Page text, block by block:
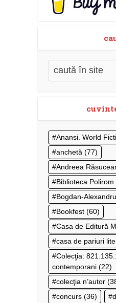
Anansi. World
anchetă (77)
Andreea
Biblioteca Polirom
Bogdan-
Bookfest (60)
Casa de Editură
casa de pariuri
Colecţia:
contemporani (22)
colecţia n’autor
concurs (36)